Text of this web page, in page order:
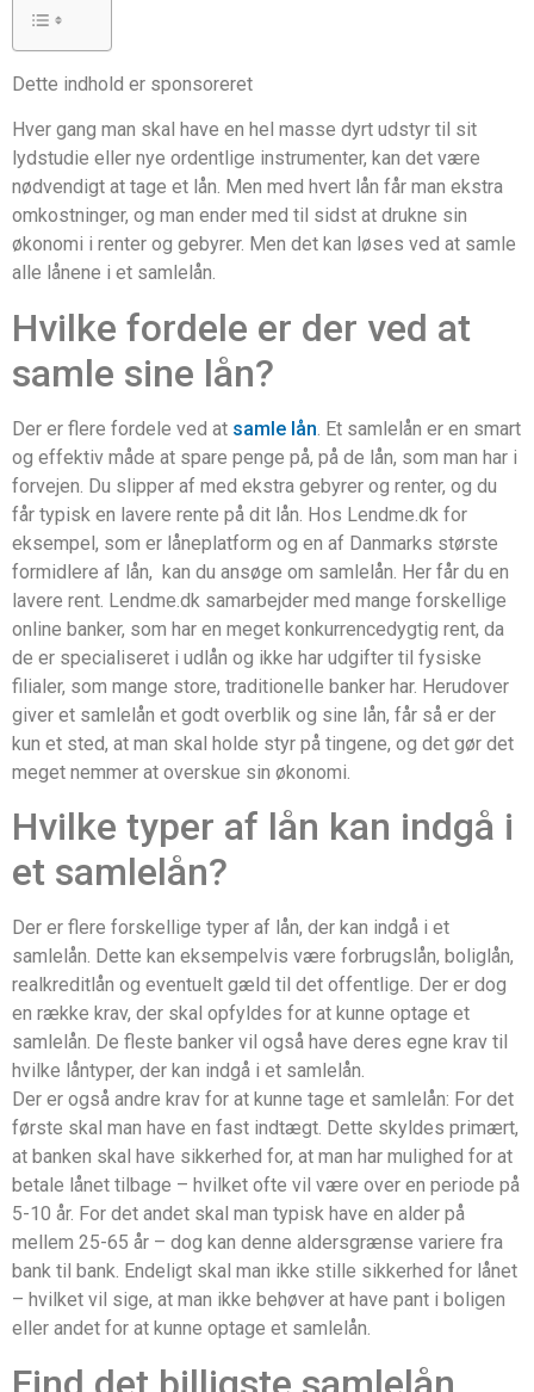
Dette indhold er sponsoreret
Hver gang man skal have en hel masse dyrt udstyr til sit
lydstudie eller nye ordentlige instrumenter, kan det være
nødvendigt at tage et lån. Men med hvert lån får man ekstra
omkostninger, og man ender med til sidst at drukne sin
økonomi i renter og gebyrer. Men det kan løses ved at samle
alle lånene i et samlelån.
Hvilke fordele er der ved at
samle sine lån?
Der er flere fordele ved at samle lån . Et samlelån er en smart
og effektiv måde at spare penge på, på de lån, som man har i
forvejen. Du slipper af med ekstra gebyrer og renter, og du
får typisk en lavere rente på dit lån. Hos Lendme.dk for
eksempel, som er låneplatform og en af Danmarks største
formidlere af lån, kan du ansøge om samlelån. Her får du en
lavere rent. Lendme.dk samarbejder med mange forskellige
online banker, som har en meget konkurrencedygtig rent, da
de er specialiseret i udlån og ikke har udgifter til fysiske
filialer, som mange store, traditionelle banker har. Herudover
giver et samlelån et godt overblik og sine lån, får så er der
kun et sted, at man skal holde styr på tingene, og det gør det
meget nemmer at overskue sin økonomi.
Hvilke typer af lån kan indgå i
et samlelån?
Der er flere forskellige typer af lån, der kan indgå i et
samlelån. Dette kan eksempelvis være forbrugslån, boliglån,
realkreditlån og eventuelt gæld til det offentlige. Der er dog
en række krav, der skal opfyldes for at kunne optage et
samlelån. De fleste banker vil også have deres egne krav til
hvilke låntyper, der kan indgå i et samlelån.
Der er også andre krav for at kunne tage et samlelån: For det
første skal man have en fast indtægt. Dette skyldes primært,
at banken skal have sikkerhed for, at man har mulighed for at
betale lånet tilbage – hvilket ofte vil være over en periode på
5-10 år. For det andet skal man typisk have en alder på
mellem 25-65 år – dog kan denne aldersgrænse variere fra
bank til bank. Endeligt skal man ikke stille sikkerhed for lånet
– hvilket vil sige, at man ikke behøver at have pant i boligen
eller andet for at kunne optage et samlelån.